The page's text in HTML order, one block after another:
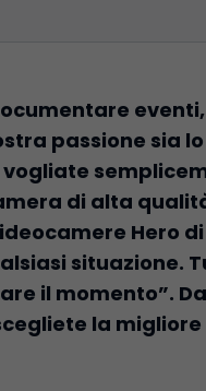
passione sia lo
di alta
Hero di
situazione.
il momento”.
la migliore